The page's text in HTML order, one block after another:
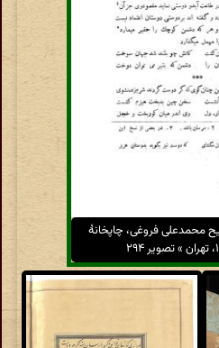
محمدعلی فروغی، چاپخانهٔ